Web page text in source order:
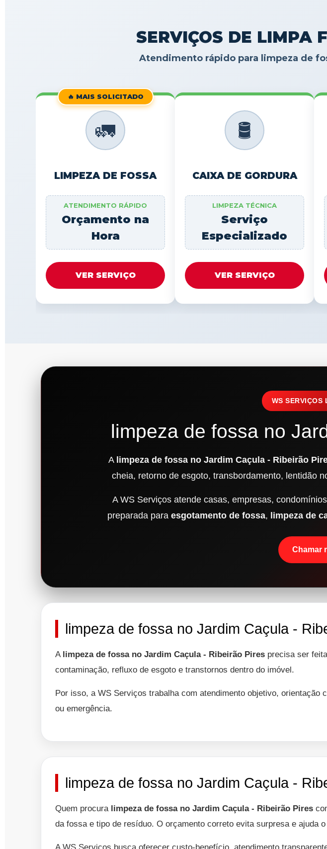
SERVIÇOS DE LIMPA
Atendimento rápido para limpeza de
🔥 MAIS SOLICITADO
🚛
LIMPEZA DE FOSSA
ATENDIMENTO RÁPIDO
Orçamento na
Hora
VER SERVIÇO
🛢️
CAIXA DE GORDURA
LIMPEZA TÉCNICA
Serviço
Especializado
VER SERVIÇO
WS SERVIÇOS
limpeza de fossa no
A limpeza de fossa no Jardim Caçula - Ribeirão
cheia, retorno de esgoto, transbordamento, lentidão
A WS Serviços atende casas, empresas,
preparada para esgotamento de fossa, limpeza de
Chamar
limpeza de fossa no Jardim Caçula -
A limpeza de fossa no Jardim Caçula - Ribeirão Pires precisa ser
contaminação, refluxo de esgoto e transtornos dentro do imóvel.
Por isso, a WS Serviços trabalha com atendimento objetivo,
ou emergência.
limpeza de fossa no Jardim Caçula -
Quem procura limpeza de fossa no Jardim Caçula - Ribeirão Pires
da fossa e tipo de resíduo. O orçamento correto evita surpresa e ajuda